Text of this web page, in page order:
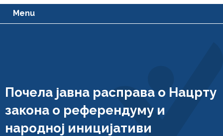
Menu
Почела јавна расправа о Нацрту
закона о референдуму и
народној иницијативи